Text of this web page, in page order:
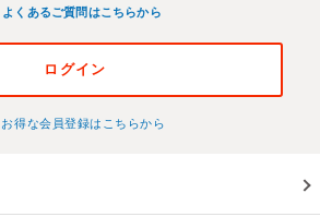
よくあるご質問はこちらから
ログイン
お得な会員登録はこちらから